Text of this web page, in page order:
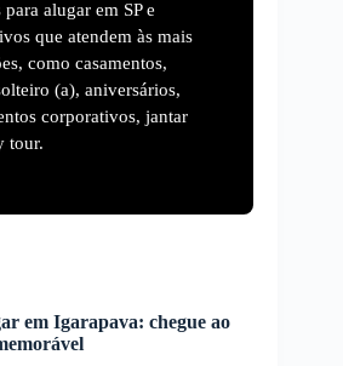
alugar em SP e
que atendem às mais
como casamentos,
(a), aniversários,
corporativos, jantar
tour.
em Igarapava: chegue ao